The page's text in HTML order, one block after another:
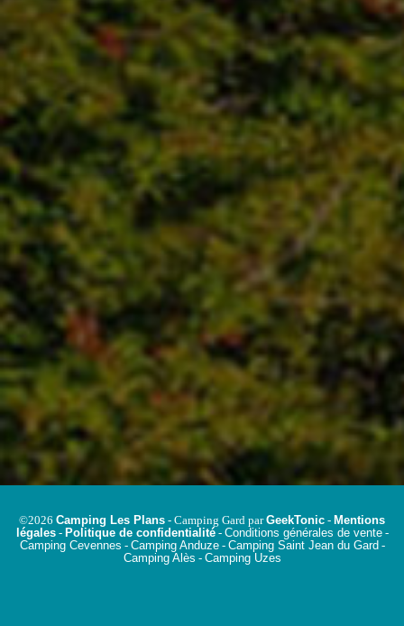
©2026 Camping Les Plans - Camping Gard parGeekTonic - Mentions
légales- Politique de confidentialité- Conditions générales de vente-
Camping Cevennes - Camping Anduze- Camping Saint Jean du Gard -
Camping Alès - Camping Uzes